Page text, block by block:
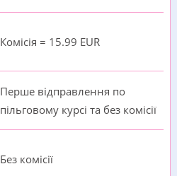
Комісія = 15.99 EUR
Перше відправлення по
пільговому курсі та без комісії
Без комісії